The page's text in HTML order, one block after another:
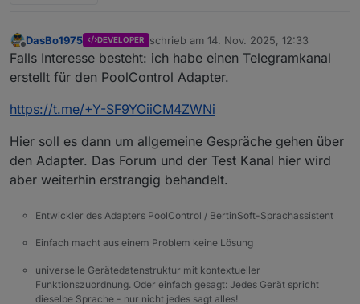
Offline
DasBo1975 DEVELOPER schrieb am 14. Nov. 2025, 12:33
zuletzt editiert von
Falls Interesse besteht: ich habe einen Telegramkanal
erstellt für den PoolControl Adapter.
https://t.me/+Y-SF9YOiiCM4ZWNi
Hier soll es dann um allgemeine Gespräche gehen über
den Adapter. Das Forum und der Test Kanal hier wird
aber weiterhin erstrangig behandelt.
Entwickler des Adapters PoolControl / BertinSoft-Sprachassistent
Einfach macht aus einem Problem keine Lösung
universelle Gerätedatenstruktur mit kontextueller
Funktionszuordnung. Oder einfach gesagt: Jedes Gerät spricht
dieselbe Sprache - nur nicht jedes sagt alles!